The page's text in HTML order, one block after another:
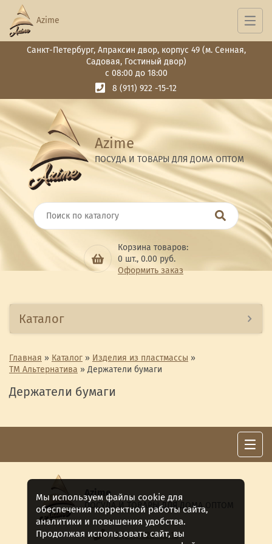
Санкт-Петербург, Апраксин двор, корпус 49 (м. Сенная,
Садовая, Гостиный двор)
с 08:00 до 18:00
8 (911) 922 -15-12
Azime
ПОСУДА И ТОВАРЫ ДЛЯ ДОМА ОПТОМ
Корзина товаров:
0 шт., 0.00 руб.
Оформить заказ
Azime
Каталог
Главная » Каталог » Изделия из пластмассы »
ТМ Альтернатива »Держатели бумаги
Держатели бумаги
Azime
ПОСУДА И ТОВАРЫ ДЛЯ ДОМА ОПТОМ
8 (911) 922 -15-12
Мы используем файлы cookie для
обеспечения корректной работы сайта,
аналитики и повышения удобства.
Продолжая использовать сайт, вы